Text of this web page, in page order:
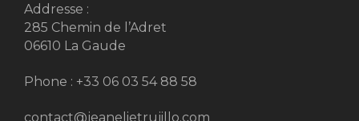
Addresse :
285 Chemin de l’Adret
06610 La Gaude
Phone : +33 06 03 54 88 58
contact@jeanelietrujillo.com